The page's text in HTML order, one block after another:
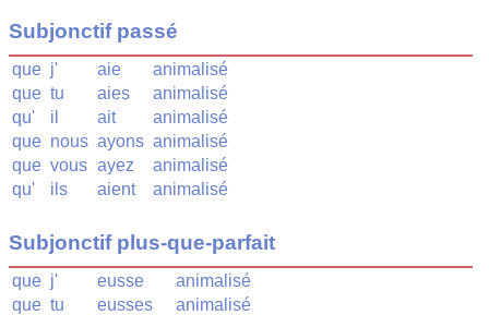
Subjonctif passé
que j' aie
animalisé
que tu aies
animalisé
qu'
il ait
animalisé
que nous ayons animalisé
que vous ayez
animalisé
qu'
ils aient animalisé
Subjonctif plus-que-parfait
que j' eusse
animalisé
que tu eusses
animalisé